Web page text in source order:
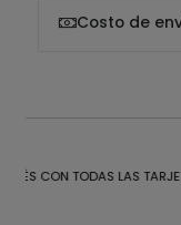
Costo de
CON TODAS LAS